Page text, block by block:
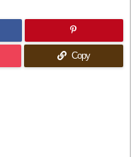
Copy